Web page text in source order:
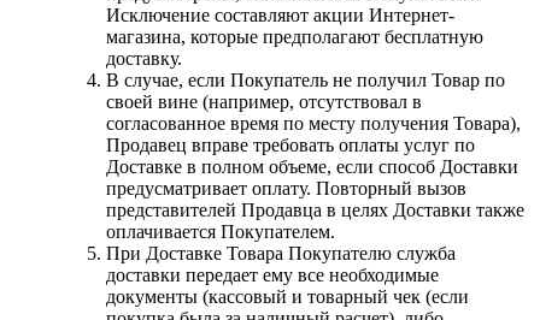
Исключение составляют акции Интернет-
магазина, которые предполагают бесплатную
доставку.
В случае, если Покупатель не получил Товар по
своей вине (например, отсутствовал в
согласованное время по месту получения Товара),
Продавец вправе требовать оплаты услуг по
Доставке в полном объеме, если способ Доставки
предусматривает оплату. Повторный вызов
представителей Продавца в целях Доставки также
оплачивается Покупателем.
При Доставке Товара Покупателю служба
доставки передает ему все необходимые
документы (кассовый и товарный чек (если